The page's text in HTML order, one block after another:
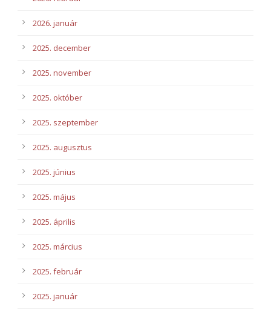
2026. január
2025. december
2025. november
2025. október
2025. szeptember
2025. augusztus
2025. június
2025. május
2025. április
2025. március
2025. február
2025. január